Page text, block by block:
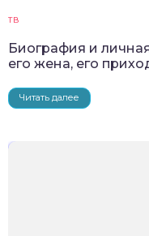
ТВ
Биография и
его жена, его
Читать далее